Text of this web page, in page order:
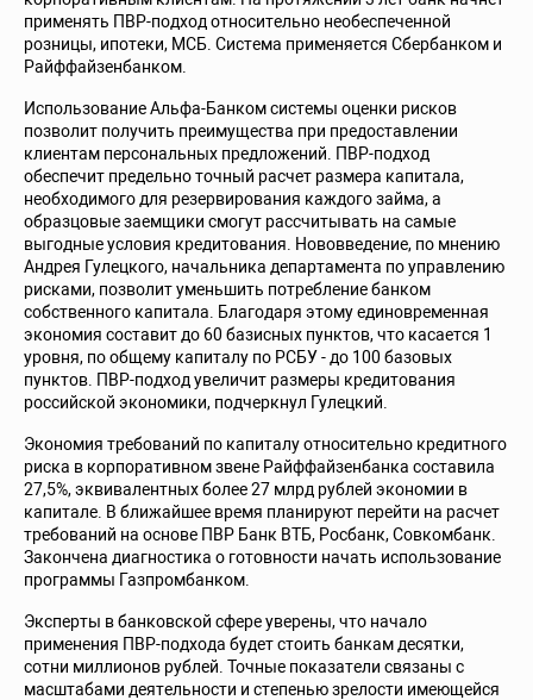
применять ПВР-подход относительно необеспеченной
розницы, ипотеки, МСБ. Система применяется Сбербанком и
Райффайзенбанком.
Использование Альфа-Банком системы оценки рисков
позволит получить преимущества при предоставлении
клиентам персональных предложений. ПВР-подход
обеспечит предельно точный расчет размера капитала,
необходимого для резервирования каждого займа, а
образцовые заемщики смогут рассчитывать на самые
выгодные условия кредитования. Нововведение, по мнению
Андрея Гулецкого, начальника департамента по управлению
рисками, позволит уменьшить потребление банком
собственного капитала. Благодаря этому единовременная
экономия составит до 60 базисных пунктов, что касается 1
уровня, по общему капиталу по РСБУ - до 100 базовых
пунктов. ПВР-подход увеличит размеры кредитования
российской экономики, подчеркнул Гулецкий.
Экономия требований по капиталу относительно кредитного
риска в корпоративном звене Райффайзенбанка составила
27,5%, эквивалентных более 27 млрд рублей экономии в
капитале. В ближайшее время планируют перейти на расчет
требований на основе ПВР Банк ВТБ, Росбанк, Совкомбанк.
Закончена диагностика о готовности начать использование
программы Газпромбанком.
Эксперты в банковской сфере уверены, что начало
применения ПВР-подхода будет стоить банкам десятки,
сотни миллионов рублей. Точные показатели связаны с
масштабами деятельности и степенью зрелости имеющейся